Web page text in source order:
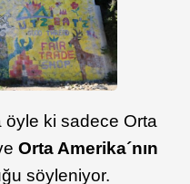
öyle ki sadece Orta
Orta Amerika´nın
söyleniyor.